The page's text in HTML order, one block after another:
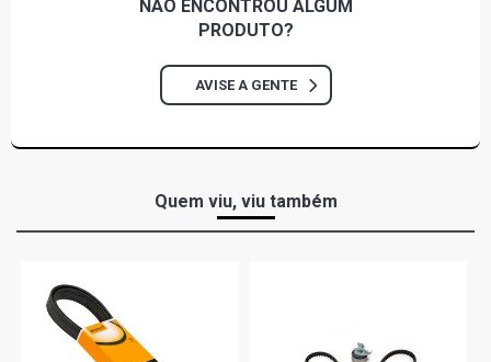
NÃO ENCONTROU ALGUM
PRODUTO?
AVISE A GENTE
Quem viu, viu também